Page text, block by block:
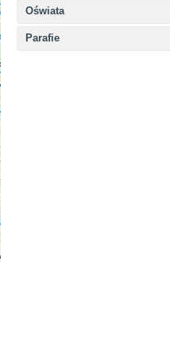
Oświata
Parafie